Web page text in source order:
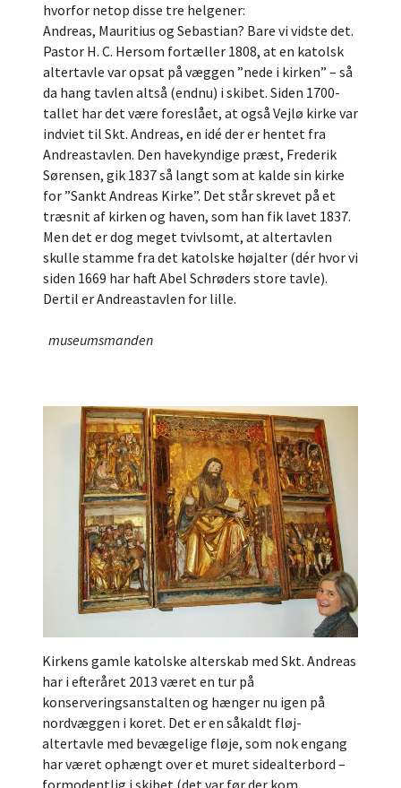
hvorfor netop disse tre helgener:
Andreas, Mauritius og Sebastian? Bare vi vidste det.
Pastor H. C. Hersom fortæller 1808, at en katolsk
altertavle var opsat på væggen ”nede i kirken” – så
da hang tavlen altså (endnu) i skibet. Siden 1700-
tallet har det være foreslået, at også Vejlø kirke var
indviet til Skt. Andreas, en idé der er hentet fra
Andreastavlen. Den havekyndige præst, Frederik
Sørensen, gik 1837 så langt som at kalde sin kirke
for ”Sankt Andreas Kirke”. Det står skrevet på et
træsnit af kirken og haven, som han fik lavet 1837.
Men det er dog meget tvivlsomt, at altertavlen
skulle stamme fra det katolske højalter (dér hvor vi
siden 1669 har haft Abel Schrøders store tavle).
Dertil er Andreastavlen for lille.
museumsmanden
Kirkens gamle katolske alterskab med Skt. Andreas
har i efteråret 2013 været en tur på
konserveringsanstalten og hænger nu igen på
nordvæggen i koret. Det er en såkaldt fløj-
altertavle med bevægelige fløje, som nok engang
har været ophængt over et muret sidealterbord –
formodentlig i skibet (det var før der kom